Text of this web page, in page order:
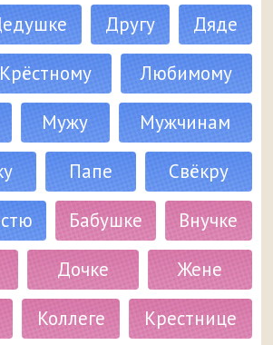
Другу
Дяде
Крёстному
Любимому
Мужу
Мужчинам
Папе
Свёкру
Бабушке
Внучке
Дочке
Жене
Коллеге
Крестнице